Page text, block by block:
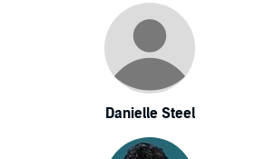
Danielle Steel